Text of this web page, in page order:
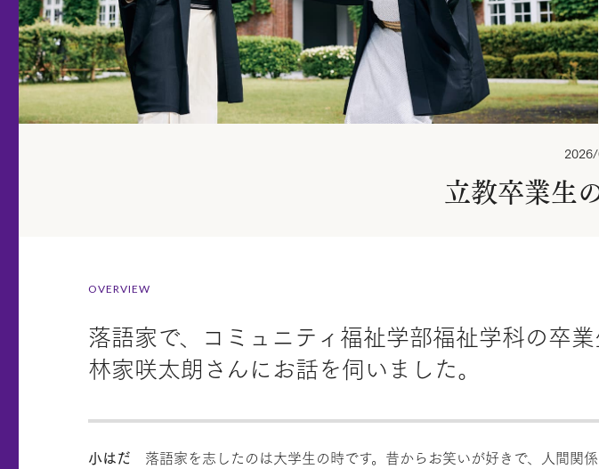
立教卒業生
OVERVIEW
落語家で、コミュニティ福祉学部福祉学科の卒
林家咲太朗さんにお話を伺いました。
小はだ 落語家を志したのは大学生の時です。昔からお笑いが好きで、人間関